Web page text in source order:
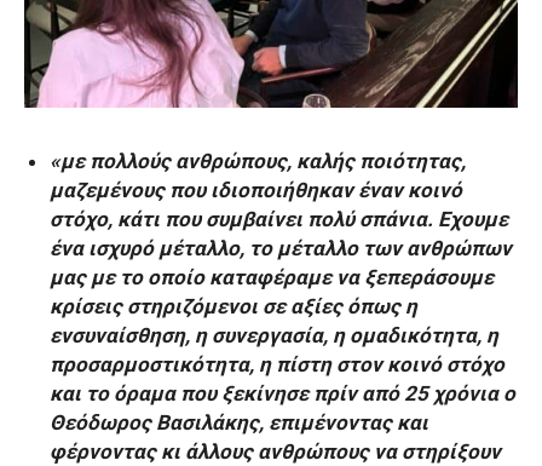
«με πολλούς ανθρώπους, καλής ποιότητας,
μαζεμένους που ιδιοποιήθηκαν έναν κοινό
στόχο, κάτι που συμβαίνει πολύ σπάνια. Εχουμε
ένα ισχυρό μέταλλο, το μέταλλο των ανθρώπων
μας με το οποίο καταφέραμε να ξεπεράσουμε
κρίσεις στηριζόμενοι σε αξίες όπως η
ενσυναίσθηση, η συνεργασία, η ομαδικότητα, η
προσαρμοστικότητα, η πίστη στον κοινό στόχο
και το όραμα που ξεκίνησε πρίν από 25 χρόνια ο
Θεόδωρος Βασιλάκης, επιμένοντας και
φέρνοντας κι άλλους ανθρώπους να στηρίξουν